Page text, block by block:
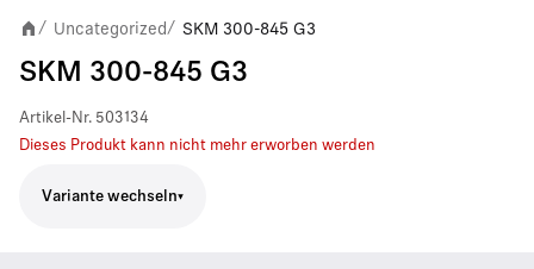
/ Uncategorized / SKM 300-845 G3
SKM 300-845 G3
Artikel-Nr. 503134
Dieses Produkt kann nicht mehr erworben werden
Variante wechseln